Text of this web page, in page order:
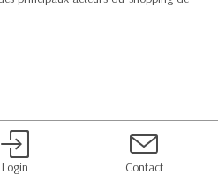
Login Contact